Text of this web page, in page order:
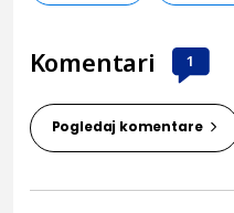
Komentari 1
Pogledaj komentare